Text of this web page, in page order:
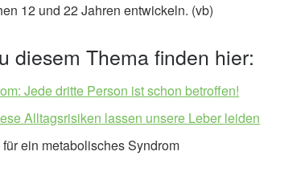
12 und 22 Jahren entwickeln. (vb)
diesem Thema finden hier:
Jede dritte Person ist schon betroffen!
Alltagsrisiken lassen unsere Leber leiden
ein metabolisches Syndrom